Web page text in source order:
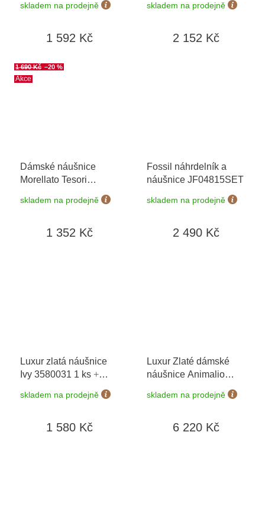
skladem na prodejně
1 592 Kč
skladem na prodejně
2 152 Kč
Akce
1 690 Kč –20 %
Dámské náušnice
Morellato Tesori
skladem na prodejně
1 352 Kč
Fossil náhrdelník a
náušnice JF04815SET
skladem na prodejně
2 490 Kč
Luxur zlatá náušnice
Ivy 3580031 1 ks +
možnost výměny do 90
dní
skladem na prodejně
1 580 Kč
Luxur Zlaté dámské
náušnice Animalio
Kitty 6680687-0-0-1+
možnost výměny do 90
skladem na prodejně
6 220 Kč